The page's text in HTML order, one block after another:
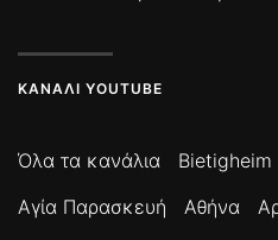
ΚΑΝΆΛΙ YOUTUBE
Όλα τα κανάλια Bietigheim
Αγία Παρασκευή
Αθήνα